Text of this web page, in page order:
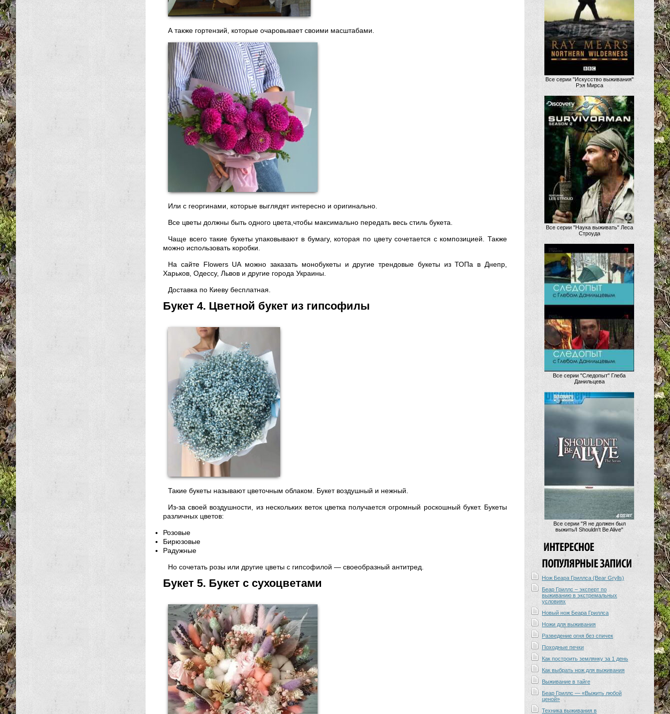
А также гортензий, которые очаровывает своими масштабами.
Или с георгинами, которые выглядят интересно и оригинально.
Все цветы должны быть одного цвета,чтобы максимально передать весь стиль букета.
Чаще всего такие букеты упаковывают в бумагу, которая по цвету сочетается с композицией. Также
можно использовать коробки.
На сайте Flowers UA можно заказать монобукеты и другие трендовые букеты из ТОПа в Днепр,
Харьков, Одессу, Львов и другие города Украины.
Доставка по Киеву бесплатная.
Букет 4. Цветной букет из гипсофилы
Такие букеты называют цветочным облаком. Букет воздушный и нежный.
Из-за своей воздушности, из нескольких веток цветка получается огромный роскошный букет. Букеты
различных цветов:
Розовые
Бирюзовые
Радужные
Но сочетать розы или другие цветы с гипсофилой — своеобразный антитред.
Букет 5. Букет с сухоцветами
Все серии "Искусство выживания"
Рэя Мирса
Все серии "Наука выживать" Леса
Строуда
Все серии "Следопыт" Глеба
Данильцева
Все серии "Я не должен был
выжить/I Shouldn't Be Alive"
Нож Беара Гриллса (Bear Grylls)
Беар Гриллс – эксперт по
выживанию в экстремальных
условиях
Новый нож Беара Гриллса
Ножи для выживания
Разведение огня без спичек
Походные печки
Как построить землянку за 1 день
Как выбрать нож для выживания
Выживание в тайге
Беар Гриллс — «Выжить любой
ценой»
Техника выживания в